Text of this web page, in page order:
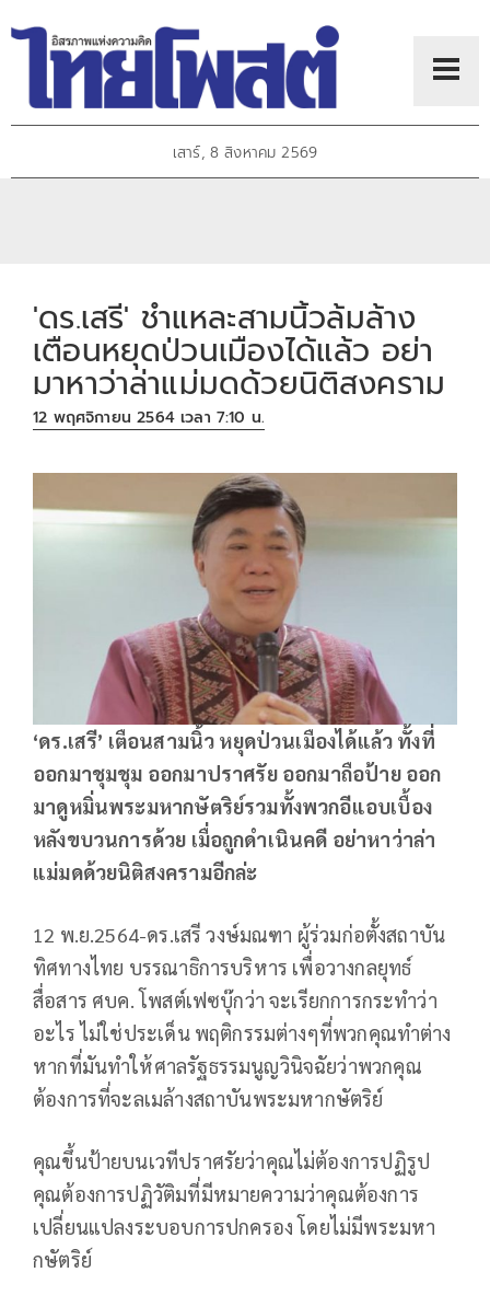
เสาร์, 8 สิงหาคม 2569
'ดร.เสรี' ชำแหละสามนิ้วล้มล้าง
เตือนหยุดป่วนเมืองได้แล้ว อย่า
มาหาว่าล่าแม่มดด้วยนิติสงคราม
12 พฤศจิกายน 2564 เวลา 7:10 น.
‘ดร.เสรี’ เตือนสามนิ้ว หยุดป่วนเมืองได้แล้ว ทั้งที่
ออกมาชุมชุม ออกมาปราศรัย ออกมาถือป้าย ออก
มาดูหมิ่นพระมหากษัตริย์รวมทั้งพวกอีแอบเบื้อง
หลังขบวนการด้วย เมื่อถูกดำเนินคดี อย่าหาว่าล่า
แม่มดด้วยนิติสงครามอีกล่ะ
12 พ.ย.2564-ดร.เสรี วงษ์มณฑา ผู้ร่วมก่อตั้งสถาบัน
ทิศทางไทย บรรณาธิการบริหาร เพื่อวางกลยุทธ์
สื่อสาร ศบค. โพสต์เฟซบุ๊กว่า จะเรียกการกระทำว่า
อะไร ไม่ใช่ประเด็น พฤติกรรมต่างๆที่พวกคุณทำต่าง
หากที่มันทำให้ศาลรัฐธรรมนูญวินิจฉัยว่าพวกคุณ
ต้องการที่จะลเมล้างสถาบันพระมหากษัตริย์
คุณขึ้นป้ายบนเวทีปราศรัยว่าคุณไม่ต้องการปฏิรูป
คุณต้องการปฏิวัติมที่มีหมายความว่าคุณต้องการ
เปลี่ยนแปลงระบอบการปกครอง โดยไม่มีพระมหา
กษัตริย์